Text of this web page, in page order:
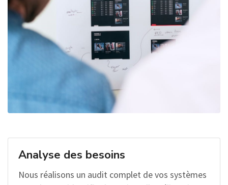
Analyse des besoins
Nous réalisons un audit complet de vos systèmes